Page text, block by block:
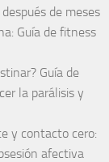
de meses
Guía de fitness
Guía de
la parálisis y
y contacto cero:
afectiva